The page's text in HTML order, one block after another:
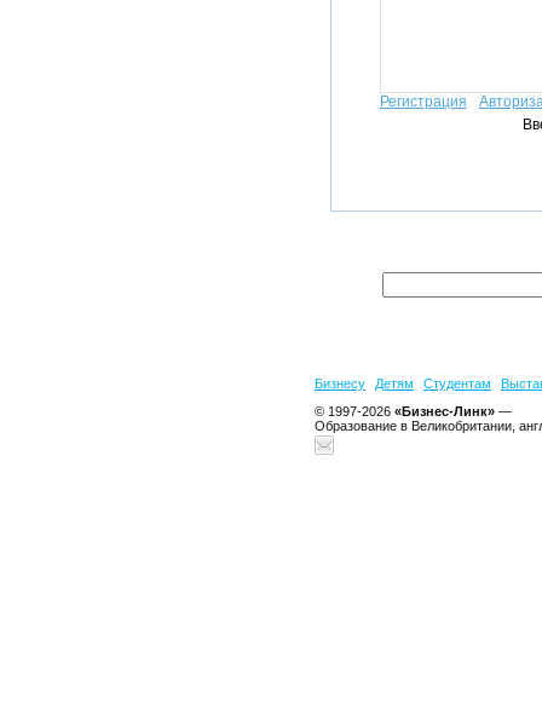
Регистрация
Бизнесу Детям Студентам
© 1997-2026 «Бизнес-Линк» —
Образование в Великобритании,